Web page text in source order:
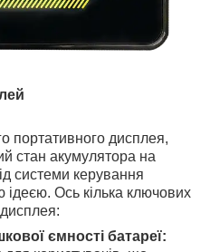
портативного дисплея,
стан акумулятора на
системи керування
Ось кілька ключових
ємності батареї: